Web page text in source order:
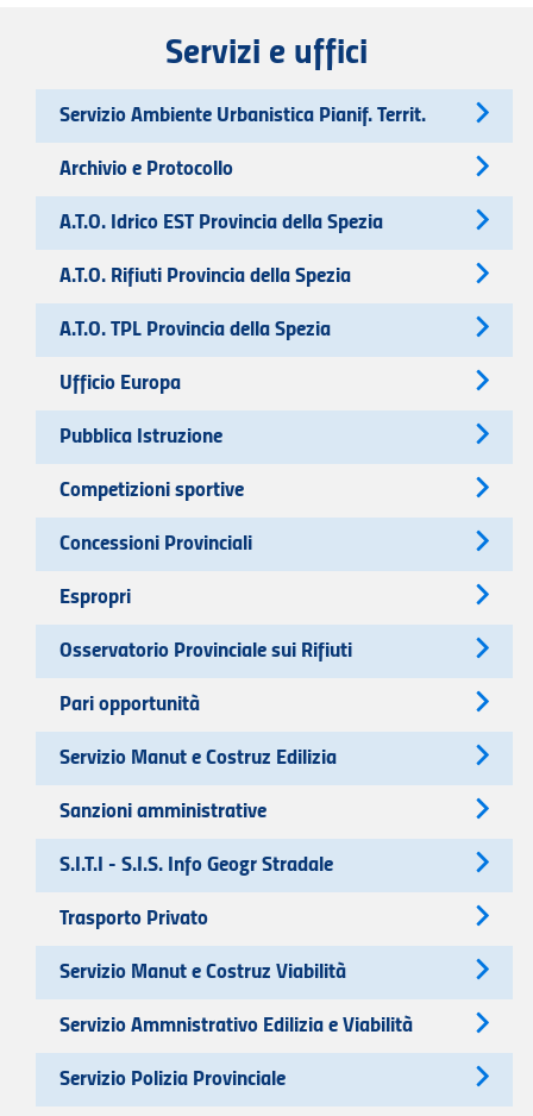
Servizi e uffici
Servizio Ambiente Urbanistica Pianif. Territ.
Archivio e Protocollo
A.T.O. Idrico EST Provincia della Spezia
A.T.O. Rifiuti Provincia della Spezia
A.T.O. TPL Provincia della Spezia
Ufficio Europa
Pubblica Istruzione
Competizioni sportive
Concessioni Provinciali
Espropri
Osservatorio Provinciale sui Rifiuti
Pari opportunità
Servizio Manut e Costruz Edilizia
Sanzioni amministrative
S.I.T.I - S.I.S. Info Geogr Stradale
Trasporto Privato
Servizio Manut e Costruz Viabilità
Servizio Ammnistrativo Edilizia e Viabilità
Servizio Polizia Provinciale